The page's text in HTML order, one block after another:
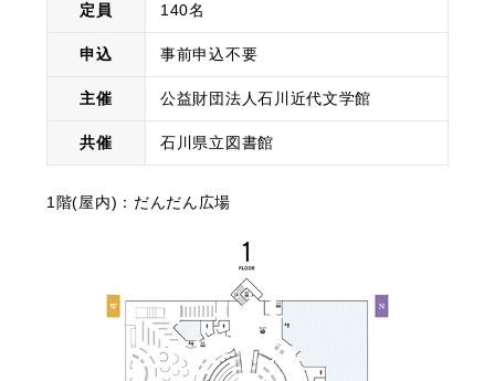
定員 140名
申込 事前申込不要
主催 公益財団法人石川近代文学館
共催 石川県立図書館
1階(屋内)：だんだん広場